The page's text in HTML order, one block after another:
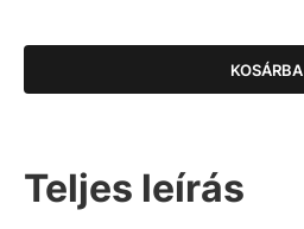
KOSÁRBA
Teljes leírás